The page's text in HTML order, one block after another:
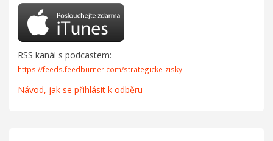
RSS kanál s podcastem:
https://feeds.feedburner.com/strategicke-zisky
Návod, jak se přihlásit k odběru